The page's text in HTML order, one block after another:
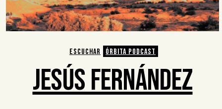
ESCUCHAR ÓRBITA PODCAST
JESÚS FERNÁNDEZ